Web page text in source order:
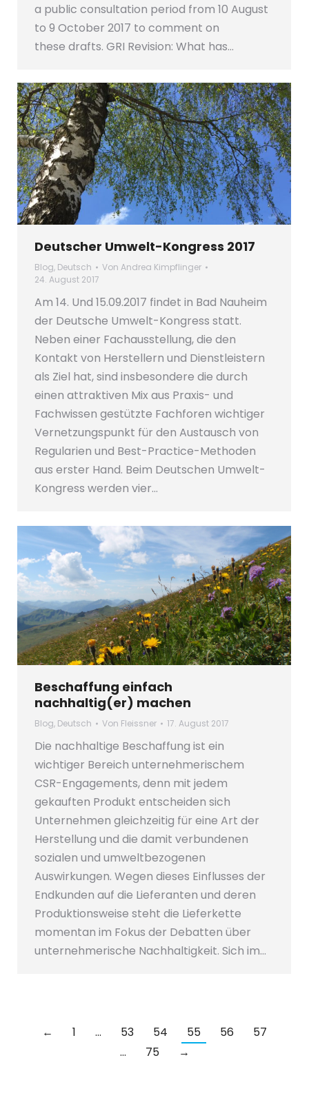
a public consultation period from 10 August
to 9 October 2017 to comment on
these drafts. GRI Revision: What has…
Deutscher Umwelt-Kongress 2017
Blog, Deutsch Von Andrea Kimpflinger
24. August 2017
Am 14. Und 15.09.2017 findet in Bad Nauheim
der Deutsche Umwelt-Kongress statt.
Neben einer Fachausstellung, die den
Kontakt von Herstellern und Dienstleistern
als Ziel hat, sind insbesondere die durch
einen attraktiven Mix aus Praxis- und
Fachwissen gestützte Fachforen wichtiger
Vernetzungspunkt für den Austausch von
Regularien und Best-Practice-Methoden
aus erster Hand. Beim Deutschen Umwelt-
Kongress werden vier…
Beschaffung einfach
nachhaltig(er) machen
Blog, Deutsch Von Fleissner 17. August 2017
Die nachhaltige Beschaffung ist ein
wichtiger Bereich unternehmerischem
CSR-Engagements, denn mit jedem
gekauften Produkt entscheiden sich
Unternehmen gleichzeitig für eine Art der
Herstellung und die damit verbundenen
sozialen und umweltbezogenen
Auswirkungen. Wegen dieses Einflusses der
Endkunden auf die Lieferanten und deren
Produktionsweise steht die Lieferkette
momentan im Fokus der Debatten über
unternehmerische Nachhaltigkeit. Sich im…
← 1 … 53 54 55 56
57
…
75 →